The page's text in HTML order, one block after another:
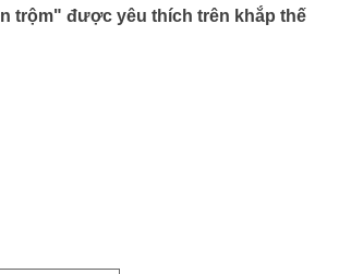
trộm" được yêu thích trên khắp thế